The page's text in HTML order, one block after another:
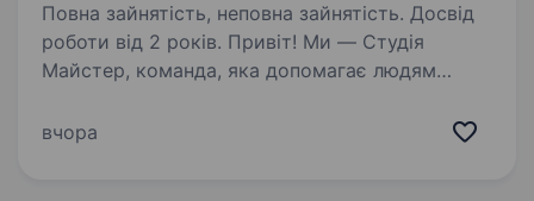
Повна зайнятість, неповна зайнятість. Досвід
роботи від 2 років. Привіт! Ми — Студія
Майстер, команда, яка допомагає людям
у Києві, Житомирі та інших містах. Якщо тобі
вчора